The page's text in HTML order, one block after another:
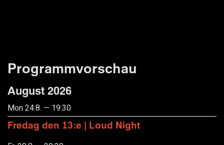
Programmvorschau
August 2026
Mon 24.8. — 19:30
Fredag den 13:e | Loud Night